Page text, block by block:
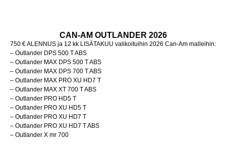
CAN-AM OUTLANDER 2026
750 € ALENNUS ja 12 kk LISÄTAKUU valikoituihin 2026 Can-Am malleihin:
– Outlander DPS 500 T ABS
– Outlander MAX DPS 500 T ABS
– Outlander MAX DPS 700 T ABS
– Outlander MAX PRO XU HD7 T
– Outlander MAX XT 700 T ABS
– Outlander PRO HD5 T
– Outlander PRO XU HD5 T
– Outlander PRO XU HD7 T
– Outlander PRO XU HD7 T ABS
– Outlander X mr 700